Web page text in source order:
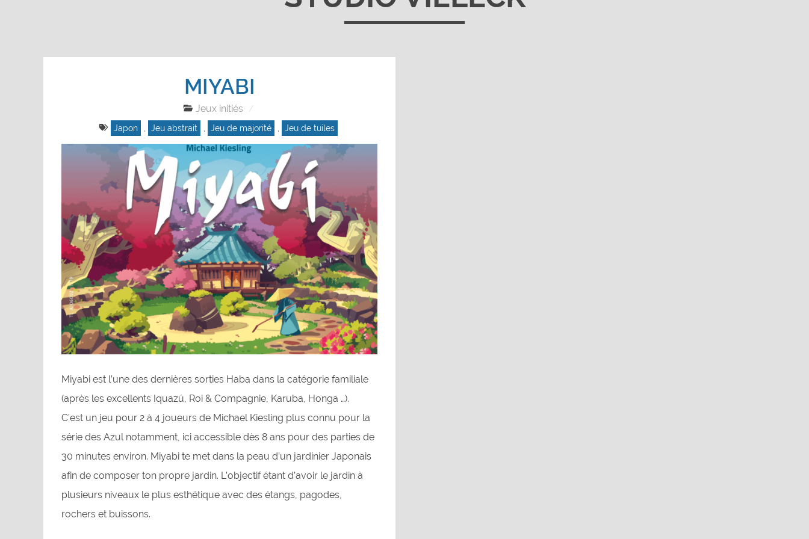
MIYABI
Jeux initiés
Japon Jeu abstrait Jeu de majorité Jeu de tuiles
Miyabi est l’une des dernières sorties Haba dans la catégorie familiale
(après les excellents Iquazú, Roi & Compagnie, Karuba, Honga …).
C’est un jeu pour 2 à 4 joueurs de Michael Kiesling plus connu pour la
série des Azul notamment, ici accessible dès 8 ans pour des parties de
30 minutes environ. Miyabi te met dans la peau d’un jardinier Japonais
afin de composer ton propre jardin. L’objectif étant d’avoir le jardin à
plusieurs niveaux le plus esthétique avec des étangs, pagodes,
rochers et buissons.